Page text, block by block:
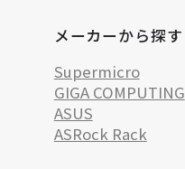
メーカーから探す
Supermicro
GIGA COMPUTING
ASUS
ASRock Rack